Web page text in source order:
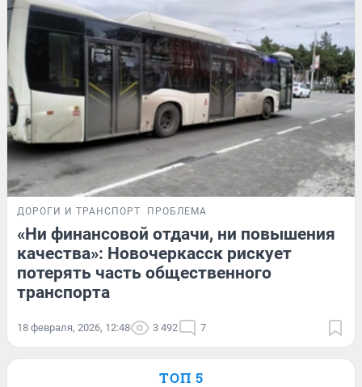
ДОРОГИ И ТРАНСПОРТ ПРОБЛЕМА
«Ни финансовой отдачи, ни повышения
качества»: Новочеркасск рискует
потерять часть общественного
транспорта
18 февраля, 2026, 12:48 3 492 7
ТОП 5